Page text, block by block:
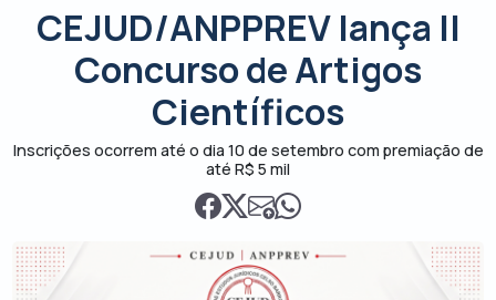
CEJUD/ANPPREV lança II
Concurso de Artigos
Científicos
Inscrições ocorrem até o dia 10 de setembro com premiação de
até R$ 5 mil